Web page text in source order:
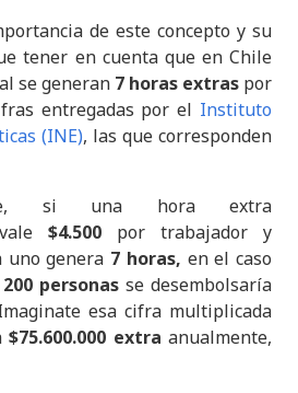
de este concepto y su
tener en cuenta que en Chile
se generan 7 horas extras por
entregadas por el Instituto
(INE), las que corresponden
si una hora extra
$4.500 por trabajador y
uno genera 7 horas, en el caso
200 personasse desembolsaría
esa cifra multiplicada
$75.600.000 extra anualmente,